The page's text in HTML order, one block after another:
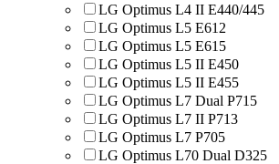
LG Optimus L4 II E440/445
LG Optimus L5 E612
LG Optimus L5 E615
LG Optimus L5 II E450
LG Optimus L5 II E455
LG Optimus L7 Dual P715
LG Optimus L7 II P713
LG Optimus L7 P705
LG Optimus L70 Dual D325